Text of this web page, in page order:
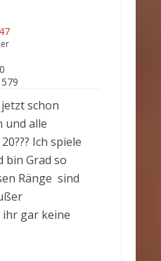
0
579
schon
und alle
Ich spiele
bin Grad so
Ränge sind
gar keine